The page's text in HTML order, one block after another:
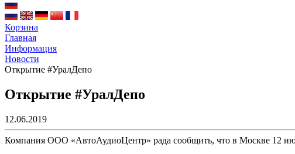
Корзина
Главная
Информация
Новости
Открытие #УралДепо
Открытие #УралДепо
12.06.2019
Компания ООО «АвтоАудиоЦентр» рада сообщить, что в Москве 12